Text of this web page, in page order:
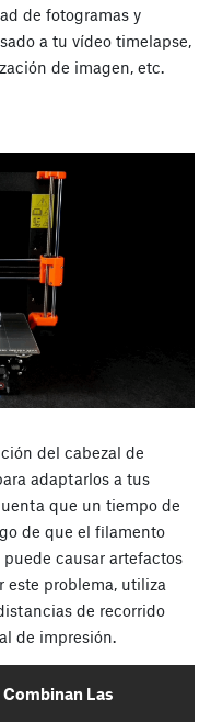
de fotogramas y
a tu vídeo timelapse,
de imagen, etc.
del cabezal de
adaptarlos a tus
que un tiempo de
de que el filamento
causar artefactos
este problema, utiliza
de recorrido
de impresión.
Las